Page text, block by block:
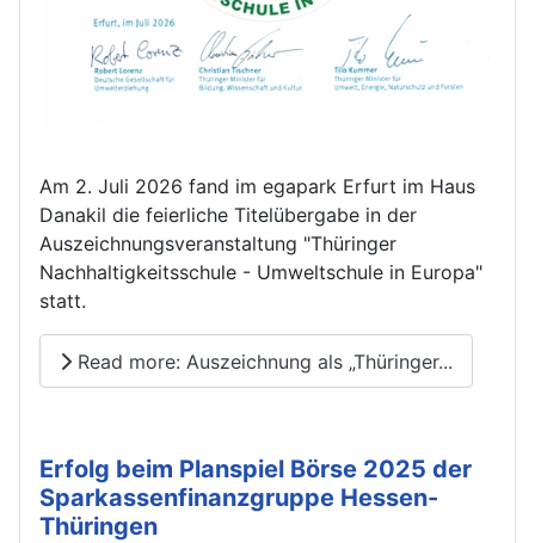
Am 2. Juli 2026 fand im egapark Erfurt im Haus
Danakil die feierliche Titelübergabe in der
Auszeichnungsveranstaltung "Thüringer
Nachhaltigkeitsschule - Umweltschule in Europa"
statt.
Read more: Auszeichnung als „Thüringer...
Erfolg beim Planspiel Börse 2025 der
Sparkassenfinanzgruppe Hessen-
Thüringen